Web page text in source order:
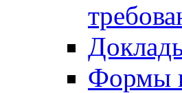
Формы